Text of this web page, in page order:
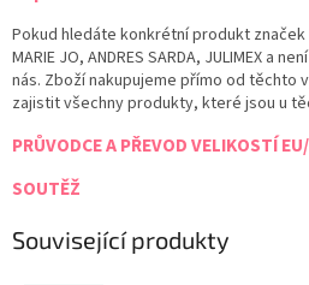
Pokud hledáte konkrétní produkt značek
MARIE JO, ANDRES SARDA, JULIMEX a
nás. Zboží nakupujeme přímo od těchto
zajistit všechny produkty, které jsou u
PRŮVODCE A PŘEVOD VELIKOSTÍ
SOUTĚŽ
Související produkty